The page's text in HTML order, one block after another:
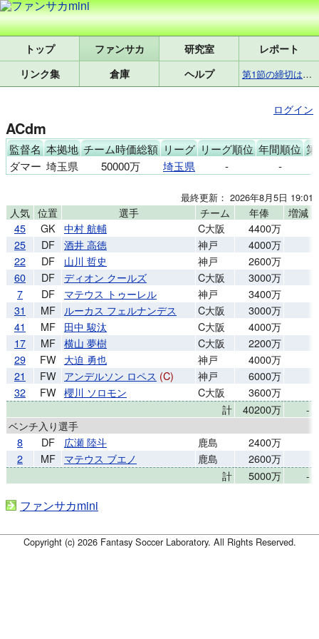
トップ 研究室
レポート
リンク集
倉庫 ヘルプ 第1節の締切は8月7日(金)17:25です
ログイン
ACdm
監督名 本拠地 チーム時価総額 リーグ リーグ順位 年間順位
ダマー 埼玉県 50000万 埼玉県 - -
最終更新： 2026年8月5日 19:01
人気 位置 選手 チーム 年俸 増減
45
GK 中村 航輔 C大阪
4400万
25
DF 酒井 高徳 神戸
4000万
22
DF 山川 哲史 神戸
2600万
60
DF ディオン クールズ C大阪
3000万
7
DF マテウス トゥーレル 神戸
3400万
31
MF ルーカス フェルナンデス C大阪
3000万
41
MF 田中 駿汰 C大阪
4000万
17
MF 横山 夢樹 C大阪
2200万
29
FW 大迫 勇也 神戸
4000万
21
FW アンデルソン ロペス (C) 神戸
6000万
32
FW 櫻川 ソロモン C大阪
3600万
計
40200万
-
ベンチ入り選手
8
DF 広瀬 陸斗 鹿島
2400万
2
MF マテウス ブエノ 鹿島
2600万
計
5000万 -
ファンサカmini
Copyright (c) 2026 Fantasy Soccer Laboratory. All Rights Reserved.